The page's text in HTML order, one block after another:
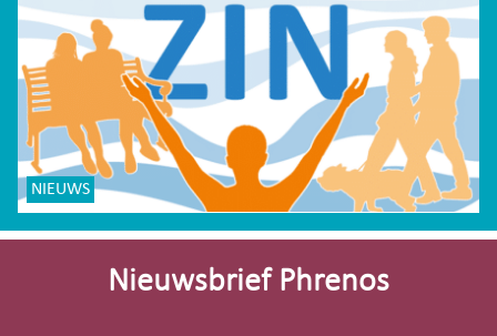
NIEUWS
Site-
Nieuwsbrief Phrenos